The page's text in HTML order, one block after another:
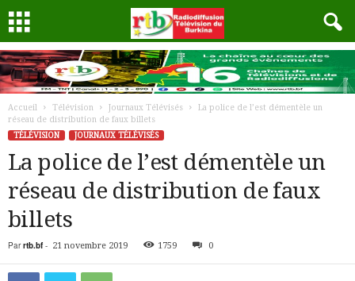
Accueil Télévision Journaux Télévisés
La police de l’est démentèle un
réseau de distribution de faux billets
TÉLÉVISION
JOURNAUX TÉLÉVISÉS
La police de l’est démentèle un
réseau de distribution de faux
billets
Par rtb.bf- 21 novembre 2019 1759 0